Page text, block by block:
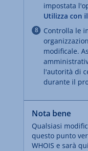
impostata
Utilizza con
Controlla le
modificale.
l'autorità di
durante il
Nota bene
Qualsiasi
questo punto
WHOIS e sarà